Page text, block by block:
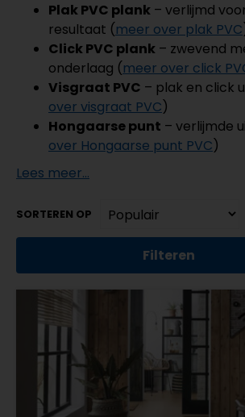
Plak PVC plank – verlijmd
resultaat (meer over plak PVC
Click PVC plank – zwevend
onderlaag (meer over click
Visgraat PVC – plak en click
over visgraat PVC)
Hongaarse punt – verlijmde
over Hongaarse punt PVC)
Lees meer...
SORTEREN OP
Filteren